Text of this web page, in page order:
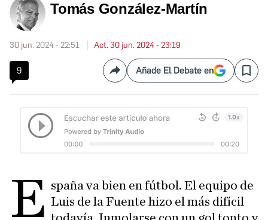
Tomás González-Martín
30 jun. 2024 - 22:51 Act. 30 jun. 2024 - 23:19
9 CompartirAñade El Debate en Save
E spaña va bien en fútbol. El equipo de
Luis de la Fuente hizo el más difícil